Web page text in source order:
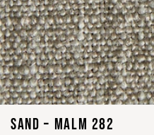
SAND – MALM 282